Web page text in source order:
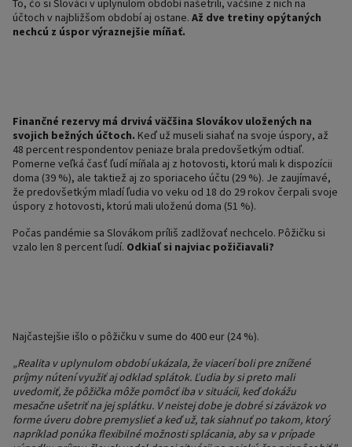
To, čo si Slováci v uplynulom období našetrili, väčšine z nich na
účtoch v najbližšom období aj ostane. Až dve tretiny opýtaných
nechcú z úspor výraznejšie míňať.
Finančné rezervy má drvivá väčšina Slovákov uložených na
svojich bežných účtoch. Keď už museli siahať na svoje úspory, až
48 percent respondentov peniaze brala predovšetkým odtiaľ.
Pomerne veľká časť ľudí míňala aj z hotovosti, ktorú mali k dispozícii
doma (39 %), ale taktiež aj zo sporiaceho účtu (29 %). Je zaujímavé,
že predovšetkým mladí ľudia vo veku od 18 do 29 rokov čerpali svoje
úspory z hotovosti, ktorú mali uloženú doma (51 %).
Počas pandémie sa Slovákom príliš zadlžovať nechcelo. Pôžičku si
vzalo len 8 percent ľudí. Odkiaľ si najviac požičiavali?
Najčastejšie išlo o pôžičku v sume do 400 eur (24 %).
„Realita v uplynulom období ukázala, že viacerí boli pre znížené
príjmy nútení využiť aj odklad splátok. Ľudia by si preto mali
uvedomiť, že pôžička môže pomôcť iba v situácii, keď dokážu
mesačne ušetriť na jej splátku. V neistej dobe je dobré si záväzok vo
forme úveru dobre premyslieť a keď už, tak siahnuť po takom, ktorý
napríklad ponúka flexibilné možnosti splácania, aby sa v prípade